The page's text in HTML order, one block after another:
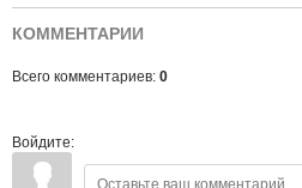
КОММЕНТАРИИ
Всего комментариев: 0
Войдите: